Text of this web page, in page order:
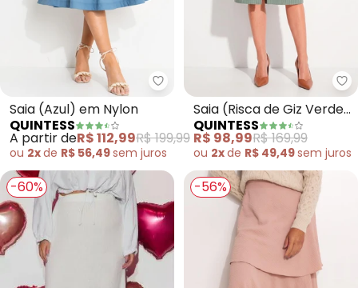
Quintess - Saia (Azul) em Nylon
Saia (Azul) em Nylon
QUINTESS
A partir deR$ 112,99R$ 199,99
ou 2xde R$ 56,49sem juros
Saia (Risca de Giz Verde)
em Alfaiataria
QUINTESS
R$ 98,99R$ 169,99
ou 2xde R$ 49,49sem juros
-60% -56%